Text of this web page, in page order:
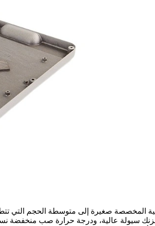
المخصصة صغيرة إلى متوسطة الحجم التي
سيولة عالية، ودرجة حرارة صب منخفضة